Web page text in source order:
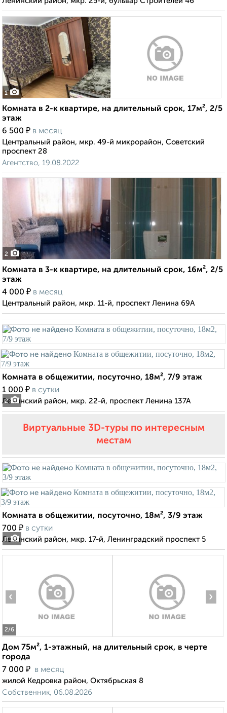
1
Комната в 2-к квартире, на длительный срок, 17м², 2/5
этаж
6 500 ₽ в месяц
Центральный район, мкр. 49-й микрорайон, Советский
проспект 28
Агентство, 19.08.2022
2
Комната в 3-к квартире, на длительный срок, 16м², 2/5
этаж
4 000 ₽ в месяц
Центральный район, мкр. 11-й, проспект Ленина 69А
2
Комната в общежитии, посуточно, 18м², 7/9 этаж
1 000 ₽ в сутки
Ленинский район, мкр. 22-й, проспект Ленина 137А
Виртуальные 3D-туры по интересным
местам
8
Комната в общежитии, посуточно, 18м², 3/9 этаж
700 ₽ в сутки
Ленинский район, мкр. 17-й, Ленинградский проспект 5
2/6
‹ ›
Дом 75м², 1-этажный, на длительный срок, в черте
города
7 000 ₽ в месяц
жилой Кедровка район, Октябрьская 8
Собственник, 06.08.2026